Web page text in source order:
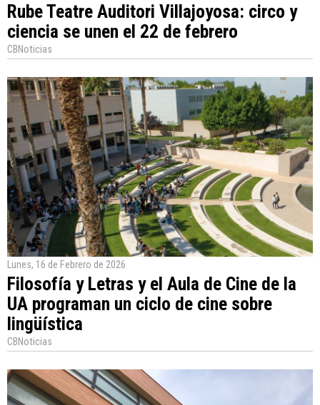
Rube Teatre Auditori Villajoyosa: circo y
ciencia se unen el 22 de febrero
CBNoticias
Lunes, 16 de Febrero de 2026
Filosofía y Letras y el Aula de Cine de la
UA programan un ciclo de cine sobre
lingüística
CBNoticias